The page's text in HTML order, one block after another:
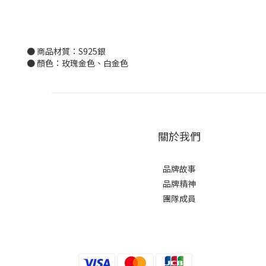
● 商品材質：S925銀
● 顏色：玫瑰金色、白金色
關於我們
品牌故事
品牌精神
團隊成員